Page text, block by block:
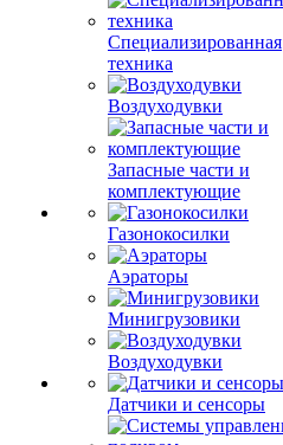
Специализированная
техника
Воздуходувки
Запасные части и
комплектующие
Газонокосилки
Аэраторы
Минигрузовики
Воздуходувки
Датчики и сенсоры